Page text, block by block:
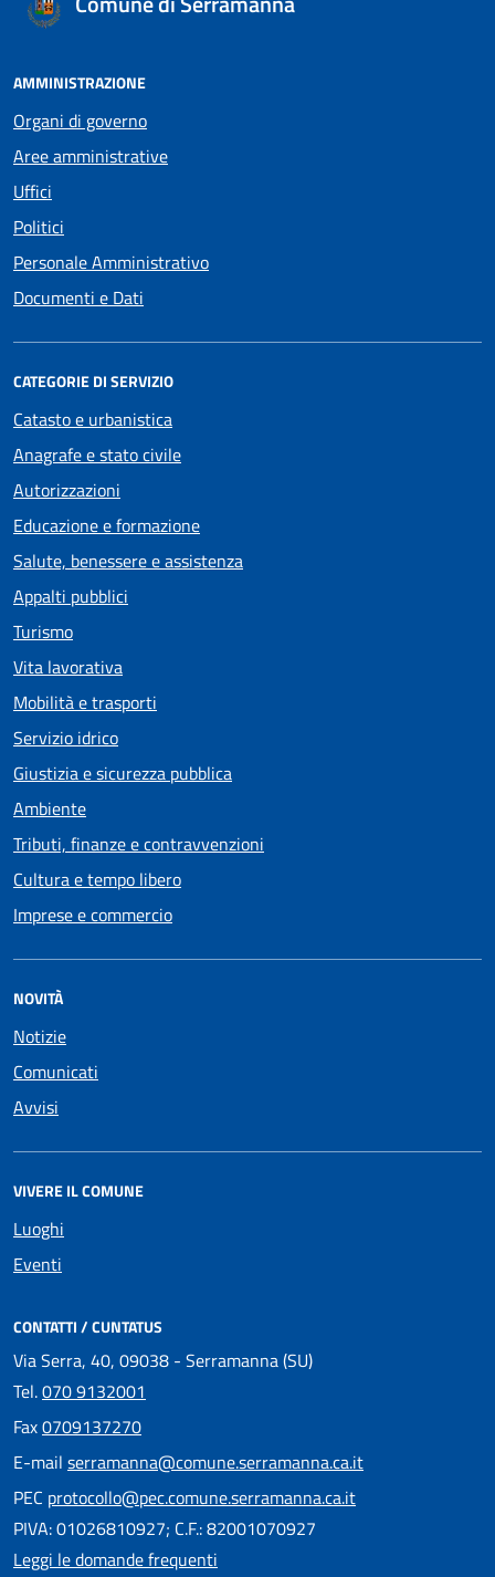
AMMINISTRAZIONE
Organi di governo
Aree amministrative
Uffici
Politici
Personale Amministrativo
Documenti e Dati
CATEGORIE DI SERVIZIO
Catasto e urbanistica
Anagrafe e stato civile
Autorizzazioni
Educazione e formazione
Salute, benessere e assistenza
Appalti pubblici
Turismo
Vita lavorativa
Mobilità e trasporti
Servizio idrico
Giustizia e sicurezza pubblica
Ambiente
Tributi, finanze e contravvenzioni
Cultura e tempo libero
Imprese e commercio
NOVITÀ
Notizie
Comunicati
Avvisi
VIVERE IL COMUNE
Luoghi
Eventi
CONTATTI / CUNTATUS
Via Serra, 40, 09038 - Serramanna (SU)
Tel.070 9132001
Fax0709137270
E-mail serramanna@comune.serramanna.ca.it
PEC protocollo@pec.comune.serramanna.ca.it
PIVA: 01026810927; C.F.: 82001070927
Leggi le domande frequenti